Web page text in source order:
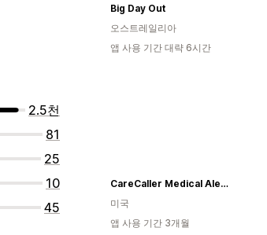
2.5천
81
25
10
45
Big Day Out
오스트레일리아
앱 사용 기간 대략 6시간
CareCaller Medical Alert Systems for Seniors | Automatic Fall Detection & GPS Tracking
미국
앱 사용 기간 3개월